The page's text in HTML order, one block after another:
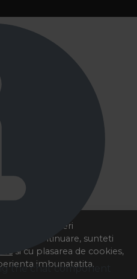
a va oferi
in continuare, sunteti
si cu plasarea de cookies,
imbunatatita.
the chat component